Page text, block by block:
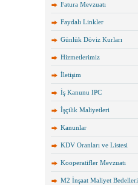
Fatura Mevzuatı
Faydalı Linkler
Günlük Döviz Kurları
Hizmetlerimiz
İletişim
İş Kanunu IPC
İşçilik Maliyetleri
Kanunlar
KDV Oranları ve Listesi
Kooperatifler Mevzuatı
M2 İnşaat Maliyet Bedelleri